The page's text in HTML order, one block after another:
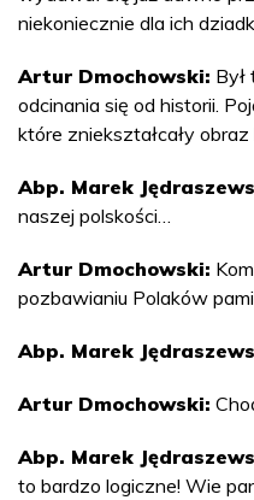
niekoniecznie dla ich
Artur Dmochowski:
odcinania się od historii.
które zniekształcały
Abp. Marek
naszej polskości…
Artur Dmochowski:
pozbawianiu Polaków
Abp. Marek
Artur Dmochowski:
Abp. Marek
to bardzo logiczne! Wie